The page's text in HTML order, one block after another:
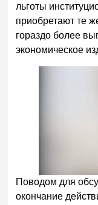
льготы
приобретают те
гораздо более
экономическое
Поводом для
окончание